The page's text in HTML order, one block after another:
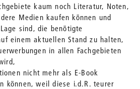
kaum noch Literatur, Noten,
Medien kaufen können und
sind, die benötigte
einem aktuellen Stand zu halten,
in allen Fachgebieten
nicht mehr als E-Book
können, weil diese i.d.R. teurer